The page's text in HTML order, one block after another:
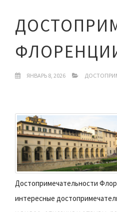
ЯНВАРЬ 8, 2026
Достопримечательности
интересные